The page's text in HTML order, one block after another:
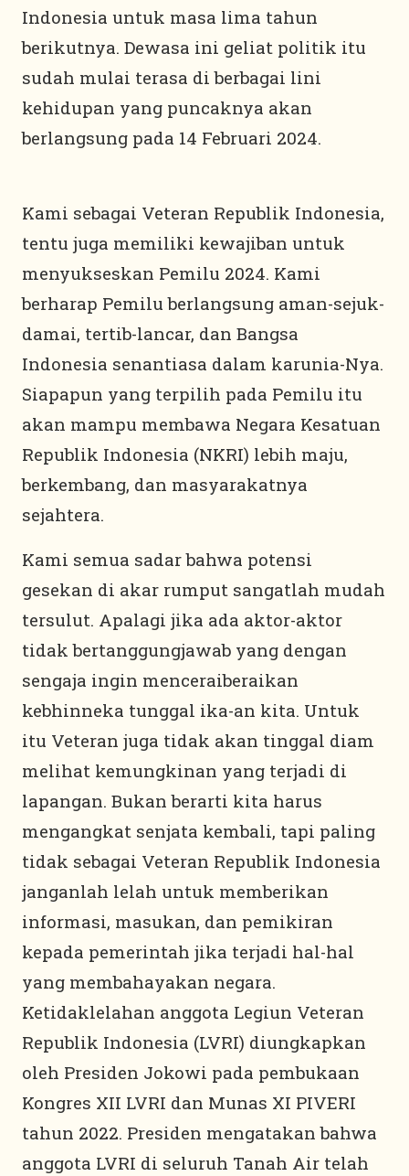
Indonesia untuk masa lima tahun
berikutnya. Dewasa ini geliat politik itu
sudah mulai terasa di berbagai lini
kehidupan yang puncaknya akan
berlangsung pada 14 Februari 2024.
Kami sebagai Veteran Republik Indonesia,
tentu juga memiliki kewajiban untuk
menyukseskan Pemilu 2024. Kami
berharap Pemilu berlangsung aman-sejuk-
damai, tertib-lancar, dan Bangsa
Indonesia senantiasa dalam karunia-Nya.
Siapapun yang terpilih pada Pemilu itu
akan mampu membawa Negara Kesatuan
Republik Indonesia (NKRI) lebih maju,
berkembang, dan masyarakatnya
sejahtera.
Kami semua sadar bahwa potensi
gesekan di akar rumput sangatlah mudah
tersulut. Apalagi jika ada aktor-aktor
tidak bertanggungjawab yang dengan
sengaja ingin menceraiberaikan
kebhinneka tunggal ika-an kita. Untuk
itu Veteran juga tidak akan tinggal diam
melihat kemungkinan yang terjadi di
lapangan. Bukan berarti kita harus
mengangkat senjata kembali, tapi paling
tidak sebagai Veteran Republik Indonesia
janganlah lelah untuk memberikan
informasi, masukan, dan pemikiran
kepada pemerintah jika terjadi hal-hal
yang membahayakan negara.
Ketidaklelahan anggota Legiun Veteran
Republik Indonesia (LVRI) diungkapkan
oleh Presiden Jokowi pada pembukaan
Kongres XII LVRI dan Munas XI PIVERI
tahun 2022. Presiden mengatakan bahwa
anggota LVRI di seluruh Tanah Air telah